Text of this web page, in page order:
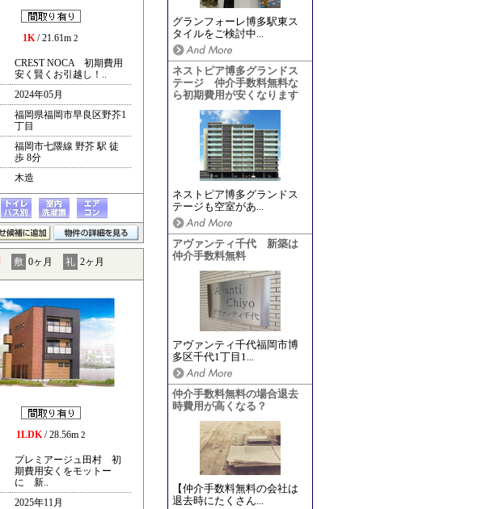
グランフォーレ博多駅東ス
タイルをご検討中...
ネストピア博多グランドス
テージ 仲介手数料無料な
ら初期費用が安くなります
ネストピア博多グランドス
テージも空室があ...
アヴァンティ千代 新築は
仲介手数料無料
アヴァンティ千代福岡市博
多区千代1丁目1...
仲介手数料無料の場合退去
時費用が高くなる？
【仲介手数料無料の会社は
退去時にたくさん...
1K/ 21.61m 2
CREST NOCA 初期費用
安く賢くお引越し！..
2024年05月
福岡県福岡市早良区野芥1
丁目
福岡市七隈線 野芥 駅 徒
歩 8分
木造
敷 0ヶ月 礼 2ヶ月
1LDK/ 28.56m 2
プレミアージュ田村 初
期費用安くをモットー
に 新..
2025年11月